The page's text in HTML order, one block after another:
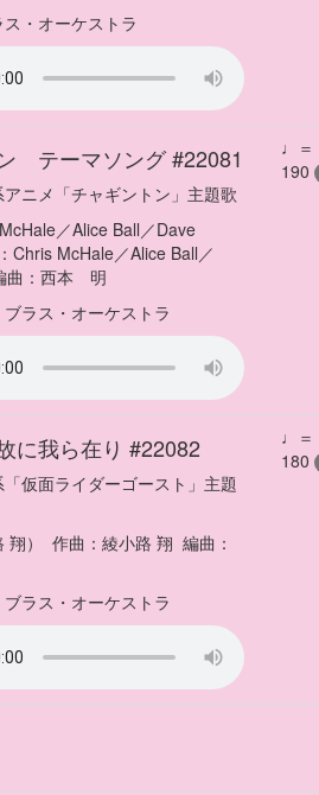
・オーケストラ
テーマソング#22081
ニメ「チャギントン」主題歌
McHale／Alice Ball／Dave
Chris McHale／Alice Ball／
曲： 西本 明
ラス・オーケストラ
♩＝
190
に我ら在り #22082
仮面ライダーゴースト」主題
翔） 作曲： 綾小路 翔 編曲：
ラス・オーケストラ
♩＝
180